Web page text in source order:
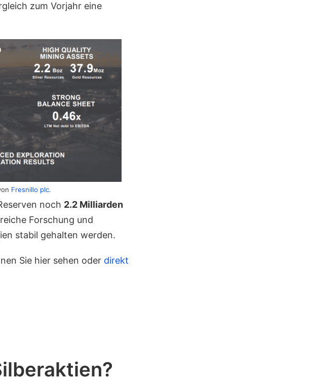
zum Vorjahr eine
Fresnillo plc.
noch 2.2 Milliarden
Forschung und
stabil gehalten werden.
Sie hier sehen oder direkt